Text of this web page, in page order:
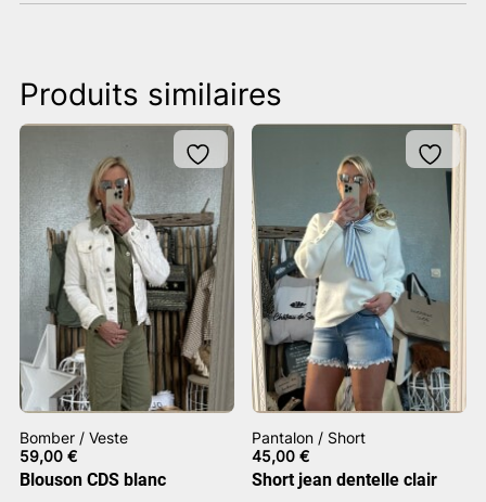
Produits similaires
Bomber / Veste
59,00 €
Blouson CDS blanc
Pantalon / Short
45,00€
Short jean dentelle clair